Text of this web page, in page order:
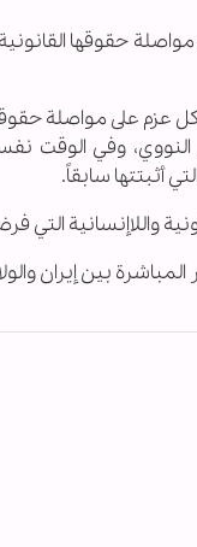
حقوقها
عزم على مواصلة
النووي، وفي الوقت
أثبتتها سابقاً.
واللاإنسانية
بين إيران